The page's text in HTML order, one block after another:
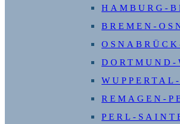
HAMBURG-
BREMEN-
DORTMUND-
REMAGEN-
PERL-